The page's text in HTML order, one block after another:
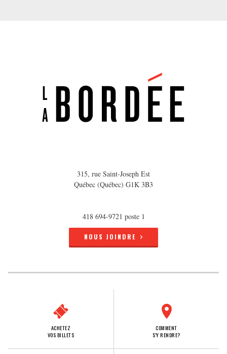
315, rue Saint-Joseph Est
Québec (Québec) G1K 3B3
418 694-9721 poste 1
NOUS JOINDRE
ACHETEZ
VOS BILLETS
COMMENT
S'Y RENDRE?